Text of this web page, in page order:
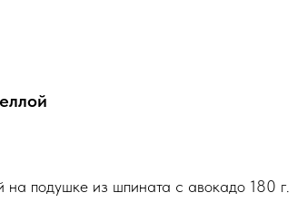
подушке из шпината с авокадо 180 г.